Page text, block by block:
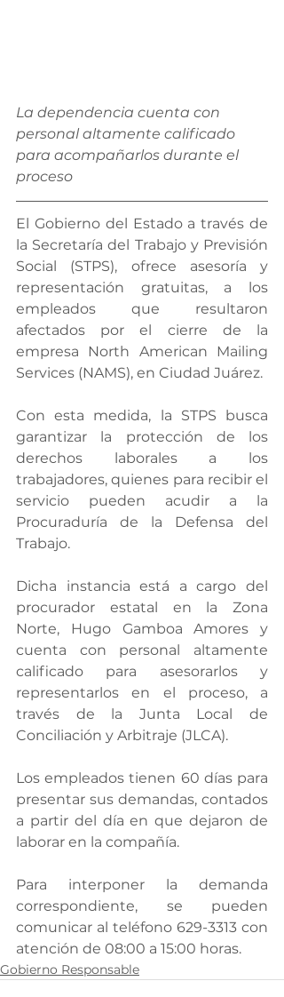
La dependencia cuenta con
personal altamente calificado
para acompañarlos durante el
proceso
El Gobierno del Estado a través de
la Secretaría del Trabajo y Previsión
Social (STPS), ofrece asesoría y
representación gratuitas, a los
empleados que resultaron
afectados por el cierre de la
empresa North American Mailing
Services (NAMS), en Ciudad Juárez.
Con esta medida, la STPS busca
garantizar la protección de los
derechos laborales a los
trabajadores, quienes para recibir el
servicio pueden acudir a la
Procuraduría de la Defensa del
Trabajo.
Dicha instancia está a cargo del
procurador estatal en la Zona
Norte, Hugo Gamboa Amores y
cuenta con personal altamente
calificado para asesorarlos y
representarlos en el proceso, a
través de la Junta Local de
Conciliación y Arbitraje (JLCA).
Los empleados tienen 60 días para
presentar sus demandas, contados
a partir del día en que dejaron de
laborar en la compañía.
Para interponer la demanda
correspondiente, se pueden
comunicar al teléfono 629-3313 con
atención de 08:00 a 15:00 horas.
Gobierno Responsable